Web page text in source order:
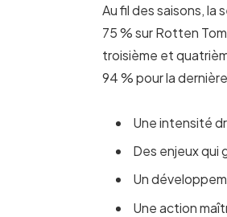
Au fil des saisons,
75 % sur Rotten
troisième et
94 % pour la
Une intensité
Des enjeux qui
Un
Une action